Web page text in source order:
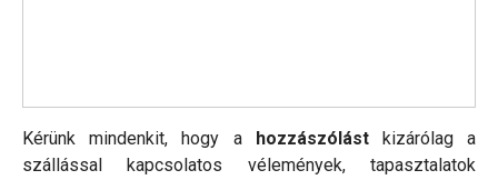
Kérünk mindenkit, hogy a hozzászólástkizárólag a
szállással kapcsolatos vélemények, tapasztalatok